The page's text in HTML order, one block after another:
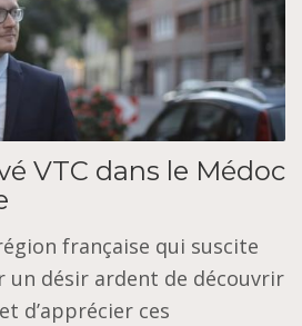
VTC dans le Médoc
française qui suscite
un désir ardent de découvrir
d’apprécier ces